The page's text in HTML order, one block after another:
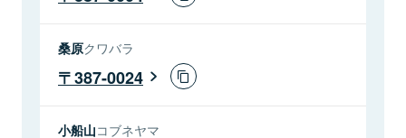
桑原クワバラ
387-0024
小船山コブネヤマ